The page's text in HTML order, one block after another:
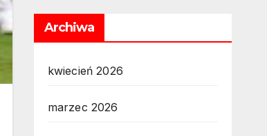
Archiwa
kwiecień 2026
marzec 2026